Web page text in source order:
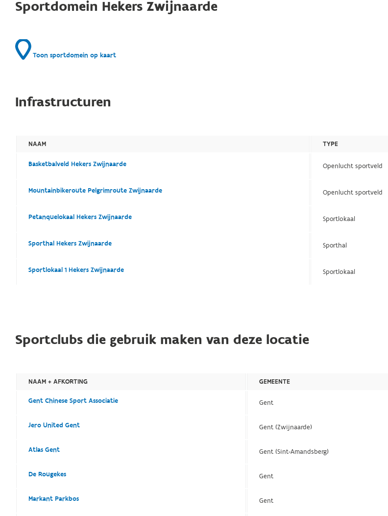
Sportdomein Hekers Zwijnaarde
Toon sportdomein op kaart
Infrastructuren
NAAM TYPE
Basketbalveld Hekers Zwijnaarde Openlucht sportveld
Mountainbikeroute Pelgrimroute Zwijnaarde Openlucht sportveld
Petanquelokaal Hekers Zwijnaarde Sportlokaal
Sporthal Hekers Zwijnaarde Sporthal
Sportlokaal 1 Hekers Zwijnaarde Sportlokaal
Sportclubs die gebruik maken van deze locatie
NAAM + AFKORTING GEMEENTE
Gent Chinese Sport Associatie Gent
Jero United Gent Gent (Zwijnaarde)
Atlas Gent Gent (Sint-Amandsberg)
De Rougekes Gent
Markant Parkbos Gent